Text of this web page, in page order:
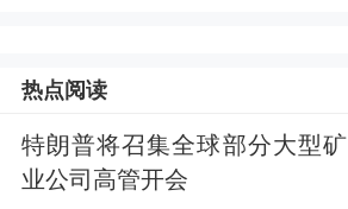
热点阅读
特朗普将召集全球部分大型矿
业公司高管开会